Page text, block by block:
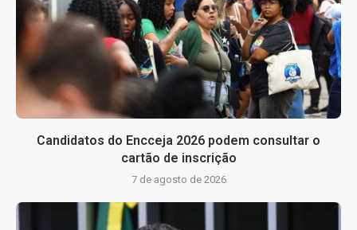
Candidatos do Encceja 2026 podem consultar o
cartão de inscrição
7 de agosto de 2026